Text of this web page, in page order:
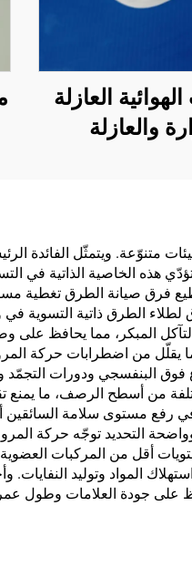
العازلة
والعازلة
الزجاجية
والجدران
والجدران
والجدران
وغرف النوم،
الاجتماعات،
وقاعات
الكاريوكي (KTV)، والمرائب
وقاعات
متنوّعة. ويتمثّل الفائدة
هذه الخاصية الذاتية في
فرق صيانة الطرق تغطية
الطرق ذاتية التسوية
المبكر، مما يحافظ على
ما يقلّل من اضطرابات حركة
البنفسجي ودورات التجمّد
من أسطح الرصف، ما يمنع
رفع مستوى سلامة السائقين
التحديد توجّه حركة
أقل من المركبات
المواد وتوليد النفايات.
جودة العلامات وطول عمرها